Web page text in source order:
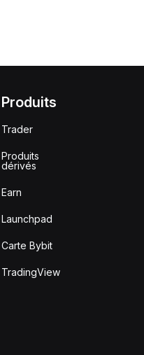
Produits
Trader
Produits
dérivés
Earn
Launchpad
Carte Bybit
TradingView